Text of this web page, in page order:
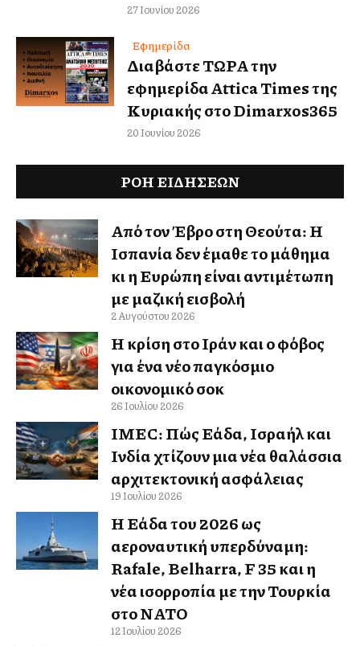
27 Ιουνίου 2026
Εφημερίδα
Διαβάστε ΤΩΡΑ την
εφημερίδα Attica Times της
Κυριακής στο Dimarxos365
20 Ιουνίου 2026
ΡΟΗ ΕΙΔΉΣΕΩΝ
Από τον Έβρο στη Θεούτα: Η
Ισπανία δεν έμαθε το μάθημα
κι η Ευρώπη είναι αντιμέτωπη
με μαζική εισβολή
2 Αυγούστου 2026
Η κρίση στο Ιράν και ο φόβος
για ένα νέο παγκόσμιο
οικονομικό σοκ
26 Ιουλίου 2026
IMEC: Πώς Ελλάδα, Ισραήλ και
Ινδία χτίζουν μια νέα θαλάσσια
αρχιτεκτονική ασφάλειας
19 Ιουλίου 2026
Η Ελλάδα του 2026 ως
αεροναυτική υπερδύναμη:
Rafale, Belharra, F 35 και η
νέα ισορροπία με την Τουρκία
στο ΝΑΤΟ
12 Ιουλίου 2026